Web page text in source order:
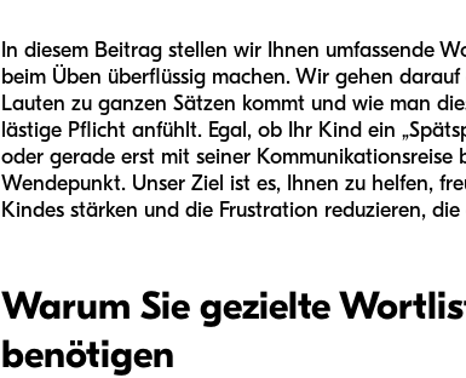
In diesem Beitrag stellen wir Ihnen umfassende
beim Üben überflüssig machen. Wir gehen
Lauten zu ganzen Sätzen kommt und wie man
lästige Pflicht anfühlt. Egal, ob Ihr Kind ein
oder gerade erst mit seiner Kommunikationsreise
Wendepunkt. Unser Ziel ist es, Ihnen zu helfen,
Kindes stärken und die Frustration reduzieren,
Warum Sie gezielte
benötigen